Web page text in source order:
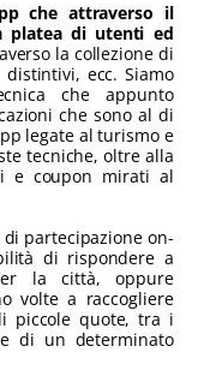
che attraverso il
platea di utenti ed
la collezione di
ecc. Siamo
che appunto
che sono al di
legate al turismo e
tecniche, oltre alla
e coupon mirati al
partecipazione on-
di rispondere a
la città, oppure
volte a raccogliere
piccole quote, tra i
di un determinato